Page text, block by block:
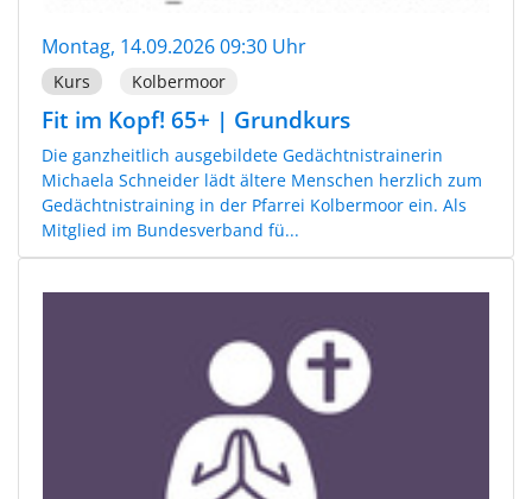
Montag, 14.09.2026 09:30 Uhr
Kurs Kolbermoor
Fit im Kopf! 65+ | Grundkurs
Die ganzheitlich ausgebildete Gedächtnistrainerin
Michaela Schneider lädt ältere Menschen herzlich zum
Gedächtnistraining in der Pfarrei Kolbermoor ein. Als
Mitglied im Bundesverband fü...